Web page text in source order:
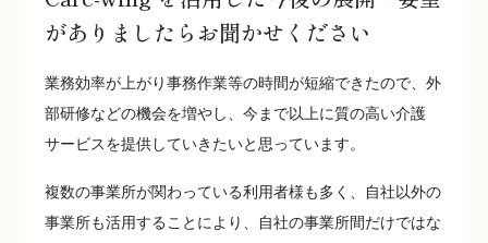
がありましたらお聞かせください
業務効率が上がり事務作業等の時間が短縮できたので、外
部研修などの機会を増やし、今まで以上に質の高い介護
サービスを提供していきたいと思っています。
複数の事業所が関わっている利用者様も多く、自社以外の
事業所も活用することにより、自社の事業所間だけではな